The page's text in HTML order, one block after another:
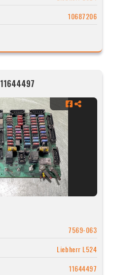
10687206
7569-063
Liebherr L524
11644497